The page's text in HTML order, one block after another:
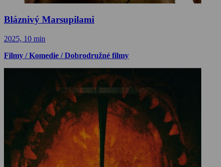
Bláznivý Marsupilami
2025, 10 min
Filmy / Komedie / Dobrodružné filmy